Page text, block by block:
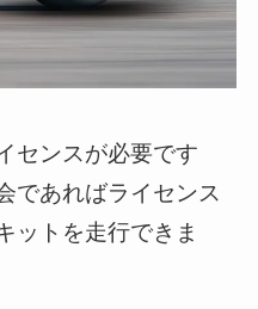
センスが必要です
であればライセンス
ットを走行できま